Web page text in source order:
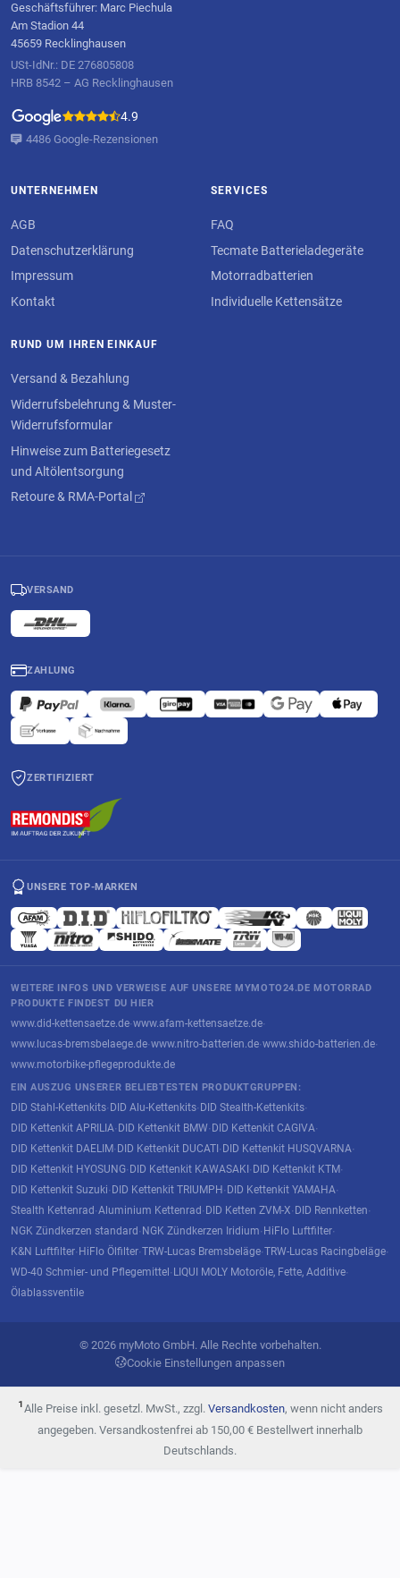
Geschäftsführer: Marc Piechula
Am Stadion 44
45659 Recklinghausen
USt-IdNr.: DE 276805808
HRB 8542 – AG Recklinghausen
4.9
4486 Google-Rezensionen
UNTERNEHMEN
AGB
Datenschutzerklärung
Impressum
Kontakt
SERVICES
FAQ
Tecmate Batterieladegeräte
Motorradbatterien
Individuelle Kettensätze
RUND UM IHREN EINKAUF
Versand & Bezahlung
Widerrufsbelehrung & Muster-
Widerrufsformular
Hinweise zum Batteriegesetz
und Altölentsorgung
Retoure & RMA-Portal
VERSAND
ZAHLUNG
ZERTIFIZIERT
UNSERE TOP-MARKEN
WEITERE INFOS UND VERWEISE AUF UNSERE MYMOTO24.DE MOTORRAD
PRODUKTE FINDEST DU HIER
www.did-kettensaetze.de·www.afam-kettensaetze.de·
www.lucas-bremsbelaege.de·www.nitro-batterien.de·www.shido-batterien.de·
www.motorbike-pflegeprodukte.de
EIN AUSZUG UNSERER BELIEBTESTEN PRODUKTGRUPPEN:
DID Stahl-Kettenkits· DID Alu-Kettenkits· DID Stealth-Kettenkits·
DID Kettenkit APRILIA· DID Kettenkit BMW· DID Kettenkit CAGIVA·
DID Kettenkit DAELIM· DID Kettenkit DUCATI· DID Kettenkit HUSQVARNA·
DID Kettenkit HYOSUNG· DID Kettenkit KAWASAKI· DID Kettenkit KTM·
DID Kettenkit Suzuki· DID Kettenkit TRIUMPH· DID Kettenkit YAMAHA·
Stealth Kettenrad·Aluminium Kettenrad· DID Ketten ZVM-X· DID Rennketten·
NGK Zündkerzen standard· NGK Zündkerzen Iridium· HiFlo Luftfilter·
K&N Luftfilter· HiFlo Ölfilter·TRW-Lucas Bremsbeläge·TRW-Lucas Racingbeläge·
WD-40 Schmier- und Pflegemittel· LIQUI MOLY Motoröle, Fette, Additive·
Ölablassventile
© 2026 myMoto GmbH. Alle Rechte vorbehalten.
Cookie Einstellungen anpassen
¹Alle Preise inkl. gesetzl. MwSt., zzgl. Versandkosten, wenn nicht anders
angegeben. Versandkostenfrei ab 150,00 € Bestellwert innerhalb
Deutschlands.